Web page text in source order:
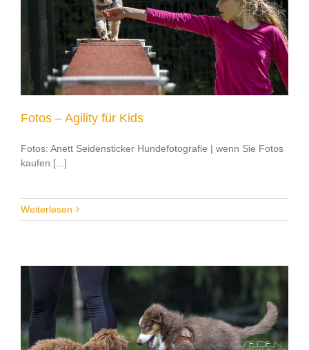
Fotos – Agility für Kids
Fotos: Anett Seidensticker Hundefotografie | wenn Sie Fotos
kaufen [...]
Weiterlesen